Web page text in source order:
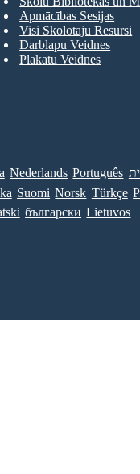
Apmācības Sesijas
Visi Skolotāju Resursi
Darblapu Veidnes
Plakātu Veidnes
Nederlands Português
Suomi Norsk Türkçe
български Lietuvos